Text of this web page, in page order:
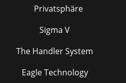
Privatsphäre
Sigma V
The Handler System
Eagle Technology